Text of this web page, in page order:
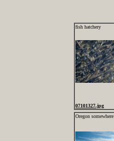
fish hatchery
07101327.jpg
Oregon somewhere